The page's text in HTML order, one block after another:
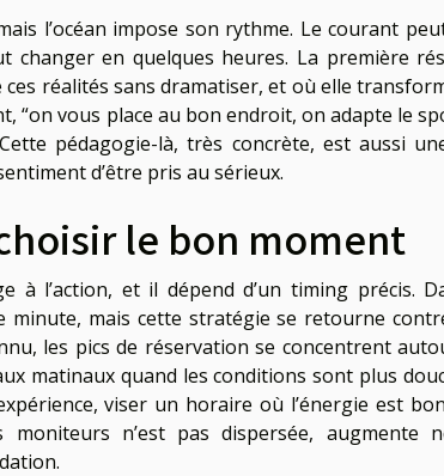
l’océan impose son rythme. Le courant
changer en quelques heures. La première
ces réalités sans dramatiser, et où elle
“on vous place au bon endroit, on adapte le
pédagogie-là, très concrète, est aussi
d’être pris au sérieux.
le bon moment
à l’action, et il dépend d’un timing précis.
minute, mais cette stratégie se retourne
les pics de réservation se concentrent
matinaux quand les conditions sont plus
viser un horaire où l’énergie est
n’est pas dispersée, augmente